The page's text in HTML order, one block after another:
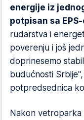
energije iz
potpisan sa EPS-
rudarstva i
poverenju i još
doprinesemo
budućnosti
potpredsednica
Nakon vetroparka